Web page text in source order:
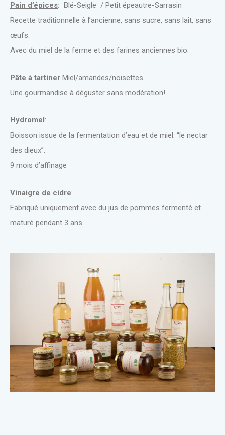
Pain d’épices: Blé-Seigle / Petit épeautre-Sarrasin
Recette traditionnelle à l’ancienne, sans sucre, sans lait, sans
œufs.
Avec du miel de la ferme et des farines anciennes bio.
Pâte à tartiner Miel/amandes/noisettes
Une gourmandise à déguster sans modération!
Hydromel:
Boisson issue de la fermentation d’eau et de miel: “le nectar
des dieux”.
9 mois d’affinage
Vinaigre de cidre:
Fabriqué uniquement avec du jus de pommes fermenté et
maturé pendant 3 ans.